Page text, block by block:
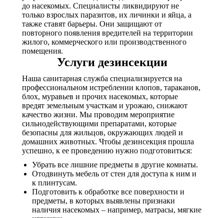
до насекомых. Специалисты ликвидируют не
только взрослых паразитов, их личинки и яйца, а
также ставят барьеры. Они защищают от
повторного появления вредителей на территории
жилого, коммерческого или производственного
помещения.
Услуги дезинсекции
Наша санитарная служба специализируется на
профессиональном истреблении клопов, тараканов,
блох, муравьев и прочих насекомых, которые
вредят земельным участкам и урожаю, снижают
качество жизни. Мы проводим мероприятие
сильнодействующими препаратами, которые
безопасны для жильцов, окружающих людей и
домашних животных. Чтобы дезинсекция прошла
успешно, к ее проведению нужно подготовиться:
Убрать все лишние предметы в другие комнаты.
Отодвинуть мебель от стен для доступа к ним и
к плинтусам.
Подготовить к обработке все поверхности и
предметы, в которых выявлены признаки
наличия насекомых – например, матрасы, мягкие